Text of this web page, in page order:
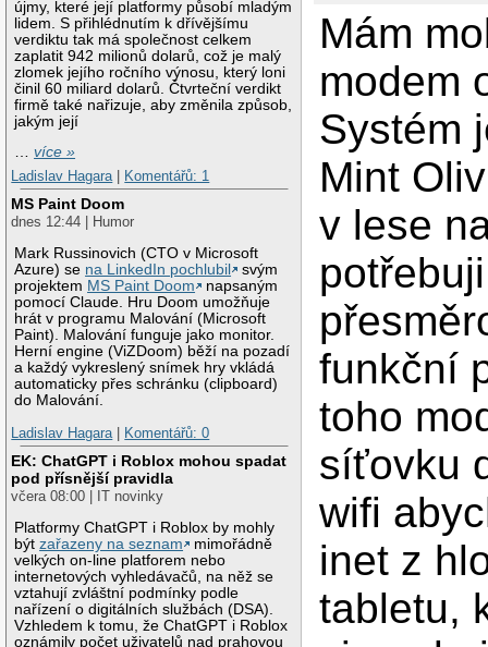
újmy, které její platformy působí mladým
lidem. S přihlédnutím k dřívějšímu
verdiktu tak má společnost celkem
zaplatit 942 milionů dolarů, což je malý
zlomek jejího ročního výnosu, který loni
činil 60 miliard dolarů. Čtvrteční verdikt
firmě také nařizuje, aby změnila způsob,
jakým její
…více »
Ladislav Hagara
Komentářů: 1
MS Paint Doom
dnes 12:44 | Humor
Mark Russinovich (CTO v Microsoft
Azure) se na LinkedIn pochlubil
svým
projektem MS Paint Doom
napsaným
pomocí Claude. Hru Doom umožňuje
hrát v programu Malování (Microsoft
Paint). Malování funguje jako monitor.
Herní engine (ViZDoom) běží na pozadí
a každý vykreslený snímek hry vkládá
automaticky přes schránku (clipboard)
do Malování.
Ladislav Hagara
Komentářů: 0
EK: ChatGPT i Roblox mohou spadat
pod přísnější pravidla
včera 08:00 | IT novinky
Platformy ChatGPT i Roblox by mohly
býtzařazeny na seznam
mimořádně
velkých on-line platforem nebo
internetových vyhledávačů, na něž se
vztahují zvláštní podmínky podle
nařízení o digitálních službách (DSA).
Vzhledem k tomu, že ChatGPT i Roblox
oznámily počet uživatelů nad prahovou
Mám
modem
Systém
Mint
v lese
potřebuji
funkční
toho
síťovku
wifi
inet z
tabletu,